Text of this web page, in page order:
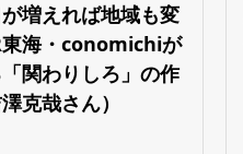
増えれば地域も変
東海・conomichiが
関わりしろ」の作
克哉さん）